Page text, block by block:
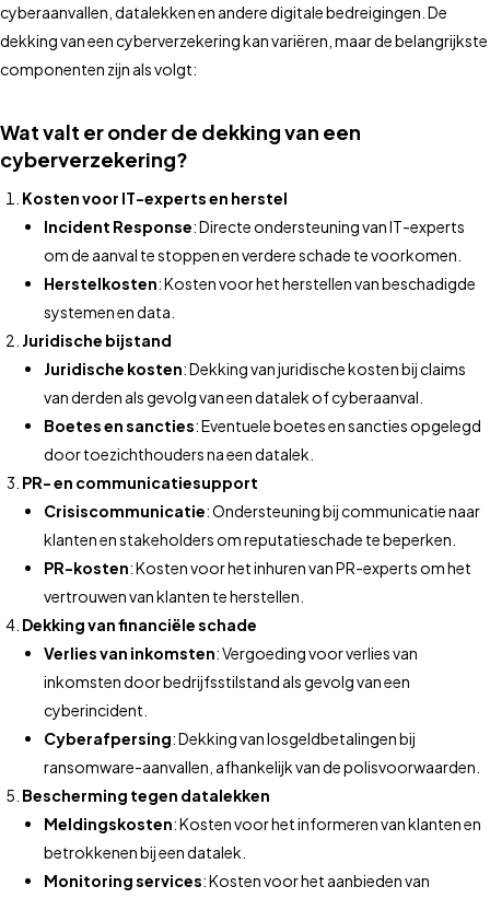
cyberaanvallen, datalekken en andere digitale bedreigingen. De
dekking van een cyberverzekering kan variëren, maar de belangrijkste
componenten zijn als volgt:
Wat valt er onder de dekking van een
cyberverzekering?
Kosten voor IT-experts en herstel
Incident Response: Directe ondersteuning van IT-experts
om de aanval te stoppen en verdere schade te voorkomen.
Herstelkosten: Kosten voor het herstellen van beschadigde
systemen en data.
Juridische bijstand
Juridische kosten: Dekking van juridische kosten bij claims
van derden als gevolg van een datalek of cyberaanval.
Boetes en sancties: Eventuele boetes en sancties opgelegd
door toezichthouders na een datalek.
PR- en communicatiesupport
Crisiscommunicatie: Ondersteuning bij communicatie naar
klanten en stakeholders om reputatieschade te beperken.
PR-kosten: Kosten voor het inhuren van PR-experts om het
vertrouwen van klanten te herstellen.
Dekking van financiële schade
Verlies van inkomsten: Vergoeding voor verlies van
inkomsten door bedrijfsstilstand als gevolg van een
cyberincident.
Cyberafpersing: Dekking van losgeldbetalingen bij
ransomware-aanvallen, afhankelijk van de polisvoorwaarden.
Bescherming tegen datalekken
Meldingskosten: Kosten voor het informeren van klanten en
betrokkenen bij een datalek.
Monitoring services: Kosten voor het aanbieden van